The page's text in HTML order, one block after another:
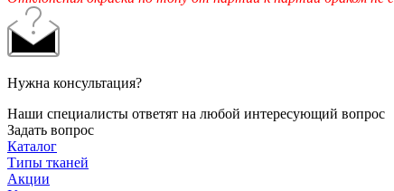
Нужна консультация?
Наши специалисты ответят на любой интересующий вопрос
Задать вопрос
Каталог
Типы тканей
Акции